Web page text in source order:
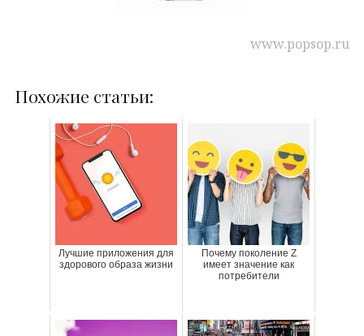
www.popsop.ru
Похожие статьи:
Лучшие приложения для
здорового образа жизни
Почему поколение Z
имеет значение как
потребители